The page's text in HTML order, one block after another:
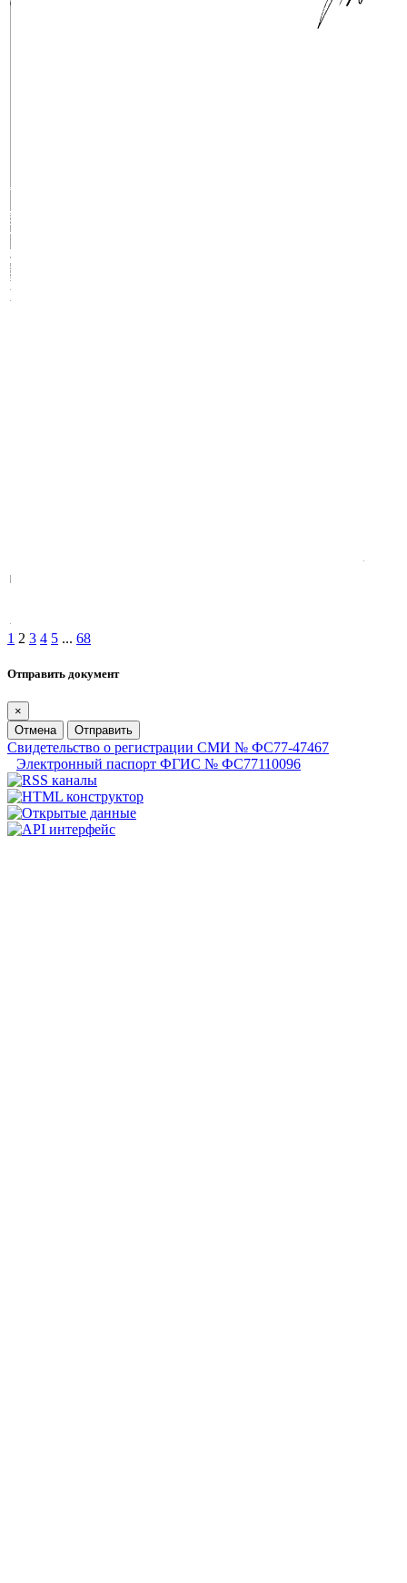
1 2 3 4 5 ... 68
Отправить документ
×
Отмена
Отправить
Свидетельство о регистрации СМИ № ФС77-47467
Электронный паспорт ФГИС № ФС77110096